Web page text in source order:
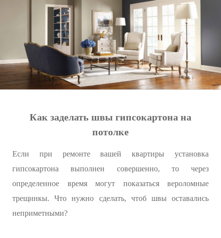
Как заделать швы гипсокартона на
потолке
Если при ремонте вашей квартиры установка
гипсокартона выполнен совершенно, то через
определенное время могут показаться вероломные
трещинкы. Что нужно сделать, чтоб швы оставались
неприметными?